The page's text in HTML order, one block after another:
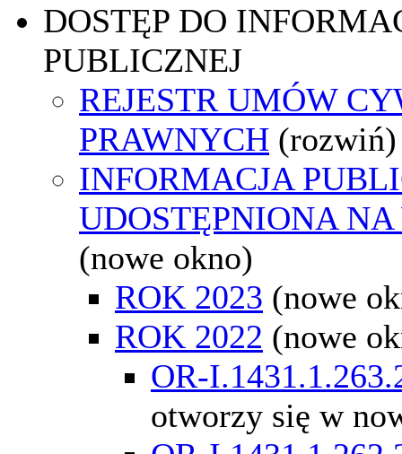
DOSTĘP DO
PUBLICZNEJ
REJESTR UMÓW
PRAWNYCH (rozwiń)
INFORMACJA
UDOSTĘPNIONA
(nowe okno)
ROK 2023 (nowe
ROK 2022 (nowe
OR-
otworzy się w